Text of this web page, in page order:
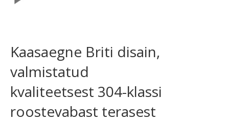
Kaasaegne Briti disain,
valmistatud
kvaliteetsest 304-klassi
roostevabast terasest